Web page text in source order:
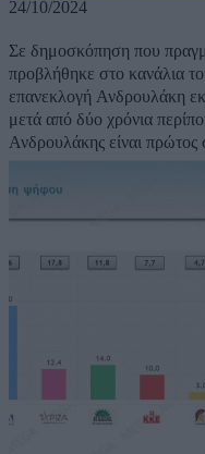
24/10/2024
Σε δημοσκόπηση που
προβλήθηκε στο κανάλια
επανεκλογή Ανδρουλάκη
μετά από δύο χρόνια
Ανδρουλάκης είναι πρώτος